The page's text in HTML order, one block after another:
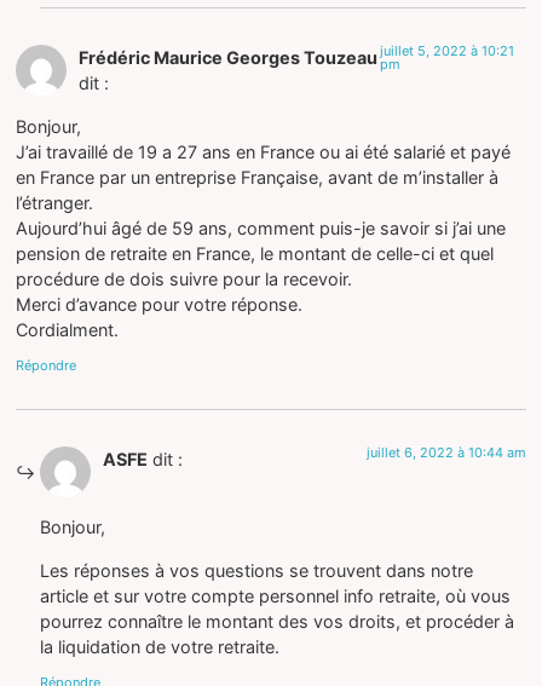
Frédéric Maurice Georges Touzeau
dit :
juillet 5, 2022 à 10:21
pm
Bonjour,
J’ai travaillé de 19 a 27 ans en France ou ai été salarié et payé
en France par un entreprise Française, avant de m’installer à
l’étranger.
Aujourd’hui âgé de 59 ans, comment puis-je savoir si j’ai une
pension de retraite en France, le montant de celle-ci et quel
procédure de dois suivre pour la recevoir.
Merci d’avance pour votre réponse.
Cordialment.
Répondre
ASFE dit : juillet 6, 2022 à 10:44 am
Bonjour,
Les réponses à vos questions se trouvent dans notre
article et sur votre compte personnel info retraite, où vous
pourrez connaître le montant des vos droits, et procéder à
la liquidation de votre retraite.
Répondre